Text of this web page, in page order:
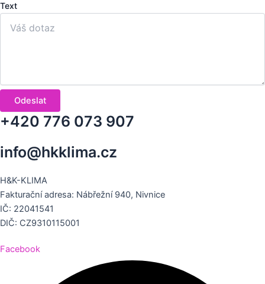
Text
Odeslat
+420 776 073 907
info@hkklima.cz
H&K-KLIMA
Fakturační adresa: Nábřežní 940, Nivnice
IČ: 22041541
DIČ: CZ9310115001
Facebook